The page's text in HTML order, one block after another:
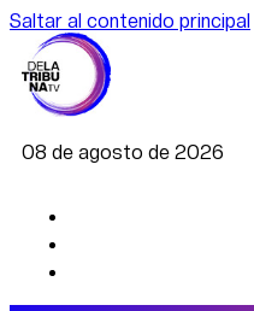
Saltar al contenido principal
08 de agosto de 2026